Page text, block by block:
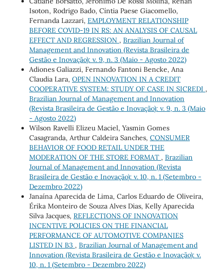
Isoton, Rodrigo Bado, Cíntia Paese Giacomello,
Fernanda Lazzari, EMPLOYMENT RELATIONSHIP
BEFORE COVID-19 IN RS: AN ANALYSIS OF CAUSAL
EFFECT AND REGRESSION , Brazilian Journal of
Management and Innovation (Revista Brasileira de
Gestão e Inovação): v. 9, n. 3 (Maio - Agosto 2022)
Adiones Galiazzi, Fernando Fantoni Bencke, Ana
Claudia Lara, OPEN INNOVATION IN A CREDIT
COOPERATIVE SYSTEM: STUDY OF CASE IN SICREDI ,
Brazilian Journal of Management and Innovation
(Revista Brasileira de Gestão e Inovação): v. 9, n. 3 (Maio
- Agosto 2022)
Wilson Ravelli Elizeu Maciel, Yasmin Gomes
Casagranda, Arthur Caldeira Sanches, CONSUMER
BEHAVIOR OF FOOD RETAIL UNDER THE
MODERATION OF THE STORE FORMAT , Brazilian
Journal of Management and Innovation (Revista
Brasileira de Gestão e Inovação): v. 10, n. 1 (Setembro -
Dezembro 2022)
Janaína Aparecida de Lima, Carlos Eduardo de Oliveira,
Érika Monteiro de Souza Alves Dias, Kelly Aparecida
Silva Jacques, REFLECTIONS OF INNOVATION
INCENTIVE POLICIES ON THE FINANCIAL
PERFORMANCE OF AUTOMOTIVE COMPANIES
LISTED IN B3 , Brazilian Journal of Management and
Innovation (Revista Brasileira de Gestão e Inovação): v.
10, n. 1 (Setembro - Dezembro 2022)